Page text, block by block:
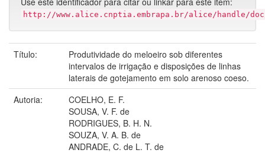
http://www.alice.cnptia.embrapa.br/alice/handle/
Título:
Produtividade do meloeiro sob diferentes
intervalos de irrigação e disposições de linhas
laterais de gotejamento em solo arenoso coeso.
Autoria:
COELHO, E. F.
SOUSA, V. F. de
RODRIGUES, B. H. N.
SOUZA, V. A. B. de
ANDRADE, C. de L. T. de